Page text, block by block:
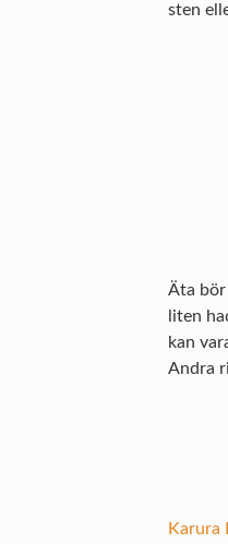
sten
Äta bör
liten
kan
Andra
Karura